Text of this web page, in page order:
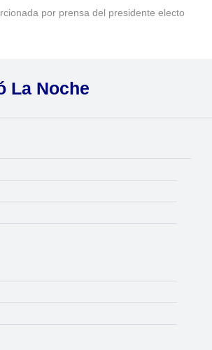
por prensa del presidente electo
La Noche